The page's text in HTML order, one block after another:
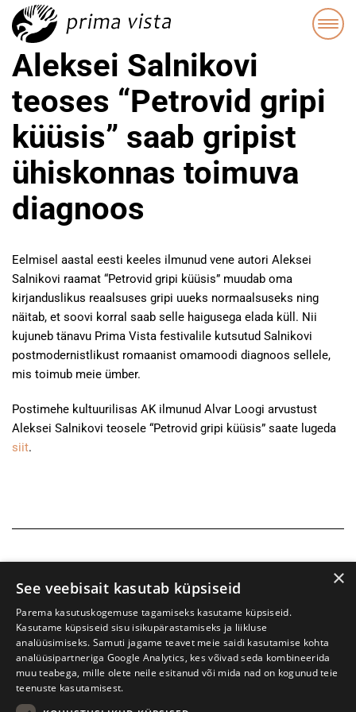
Aleksei Salnikovi
teoses “Petrovid gripi
küüsis” saab gripist
ühiskonnas toimuva
diagnoos
Eelmisel aastal eesti keeles ilmunud vene autori Aleksei
Salnikovi raamat “Petrovid gripi küüsis” muudab oma
kirjanduslikus reaalsuses gripi uueks normaalsuseks ning
näitab, et soovi korral saab selle haigusega elada küll. Nii
kujuneb tänavu Prima Vista festivalile kutsutud Salnikovi
postmodernistlikust romaanist omamoodi diagnoos sellele,
mis toimub meie ümber.
Postimehe kultuurilisas AK ilmunud Alvar Loogi arvustust
Aleksei Salnikovi teosele “Petrovid gripi küüsis” saate lugeda
siit.
×
See veebisait kasutab küpsiseid
Parema kasutuskogemuse tagamiseks kasutame küpsiseid.
Kasutame küpsiseid sisu isikupärastamiseks ja liikluse
analüüsimiseks. Samuti jagame teavet meie saidi kasutamise kohta
analüüsipartneriga Google Analytics, kes võivad seda kombineerida
muu teabega, mille olete neile esitanud või mida nad on kogunud teie
teenuste kasutamisest.